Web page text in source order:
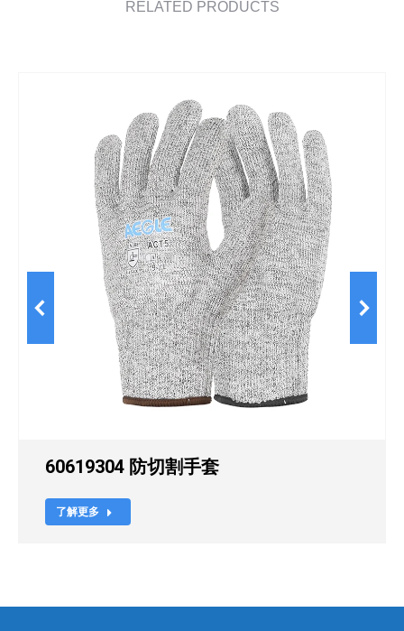
RELATED PRODUCTS
60619304 防切割手套
了解更多